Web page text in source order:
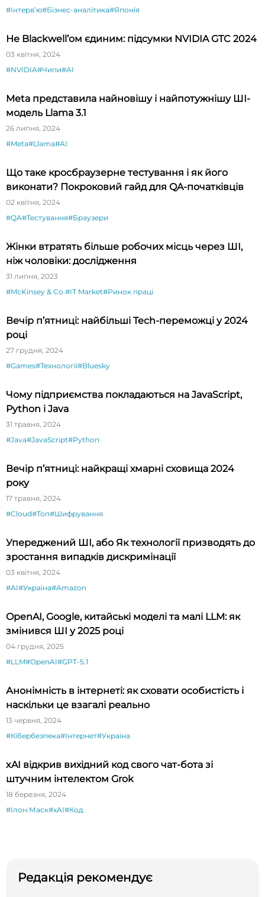
#Інтервʼю#Бізнес-аналітика#Японія
Не Blackwell’ом єдиним: підсумки NVIDIA GTC 2024
03 квітня, 2024
#NVIDIA#Чипи#AI
Meta представила найновішу і найпотужнішу ШІ-
модель Llama 3.1
26 липня, 2024
#Meta#Llama#AI
Що таке кросбраузерне тестування і як його
виконати? Покроковий гайд для QA-початківців
02 квітня, 2024
#QA#Тестування#Браузери
Жінки втратять більше робочих місць через ШІ,
ніж чоловіки: дослідження
31 липня, 2023
#McKinsey & Co.#IT Market#Ринок праці
Вечір п’ятниці: найбільші Tech-переможці у 2024
році
27 грудня, 2024
#Games#Технології#Bluesky
Чому підприємства покладаються на JavaScript,
Python і Java
31 травня, 2024
#Java#JavaScript#Python
Вечір п’ятниці: найкращі хмарні сховища 2024
року
17 травня, 2024
#Cloud#Топ#Шифрування
Упереджений ШІ, або Як технології призводять до
зростання випадків дискримінації
03 квітня, 2024
#AI#Україна#Amazon
OpenAI, Google, китайські моделі та малі LLM: як
змінився ШІ у 2025 році
04 грудня, 2025
#LLM#OpenAI#GPT-5.1
Анонімність в інтернеті: як сховати особистість і
наскільки це взагалі реально
13 червня, 2024
#Кібербезпека#Інтернет#Україна
xAI відкрив вихідний код свого чат-бота зі
штучним інтелектом Grok
18 березня, 2024
#Ілон Маск#xAI#Код
Редакція рекомендує